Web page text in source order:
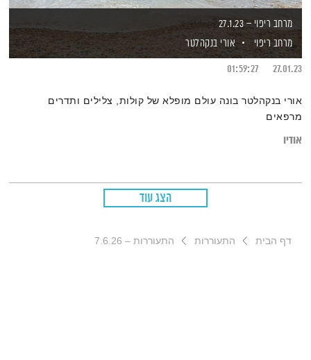
מרחב ריפוי – 27.1.23
מרחב ריפוי
אורי בנקהלטר
27.01.23
01:59:27
אורי בנקהלטר בונה עולם מופלא של קולות, צלילים ותדרים
מרפאים
אודיו
הצג עוד
דף הבית התעוררות התעוררות – 7.6.26